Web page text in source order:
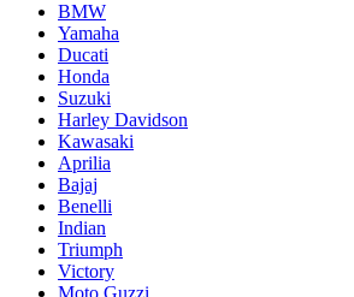
BMW
Yamaha
Ducati
Honda
Suzuki
Harley Davidson
Kawasaki
Aprilia
Bajaj
Benelli
Indian
Triumph
Victory
Moto Guzzi